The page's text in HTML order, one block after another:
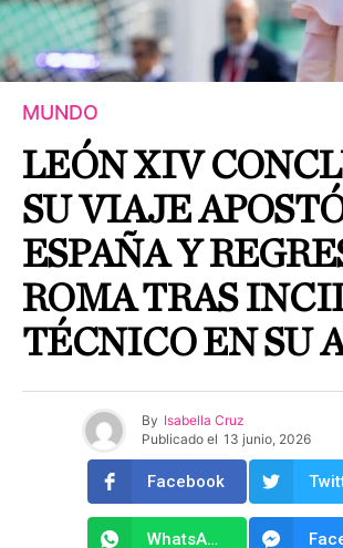
MUNDO
LEÓN XIV
SU VIAJE
ESPAÑA Y
ROMA TRAS
TÉCNICO EN SU
By Isabella Cruz
Publicado el 13 junio, 2026
Facebook
WhatsApp